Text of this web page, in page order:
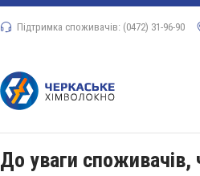
Підтримка споживачів: (0472) 31-96-90
До уваги споживачів,